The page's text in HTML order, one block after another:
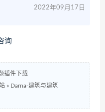
2022年09月17日
询
插件下载
» Darna-建筑与建筑